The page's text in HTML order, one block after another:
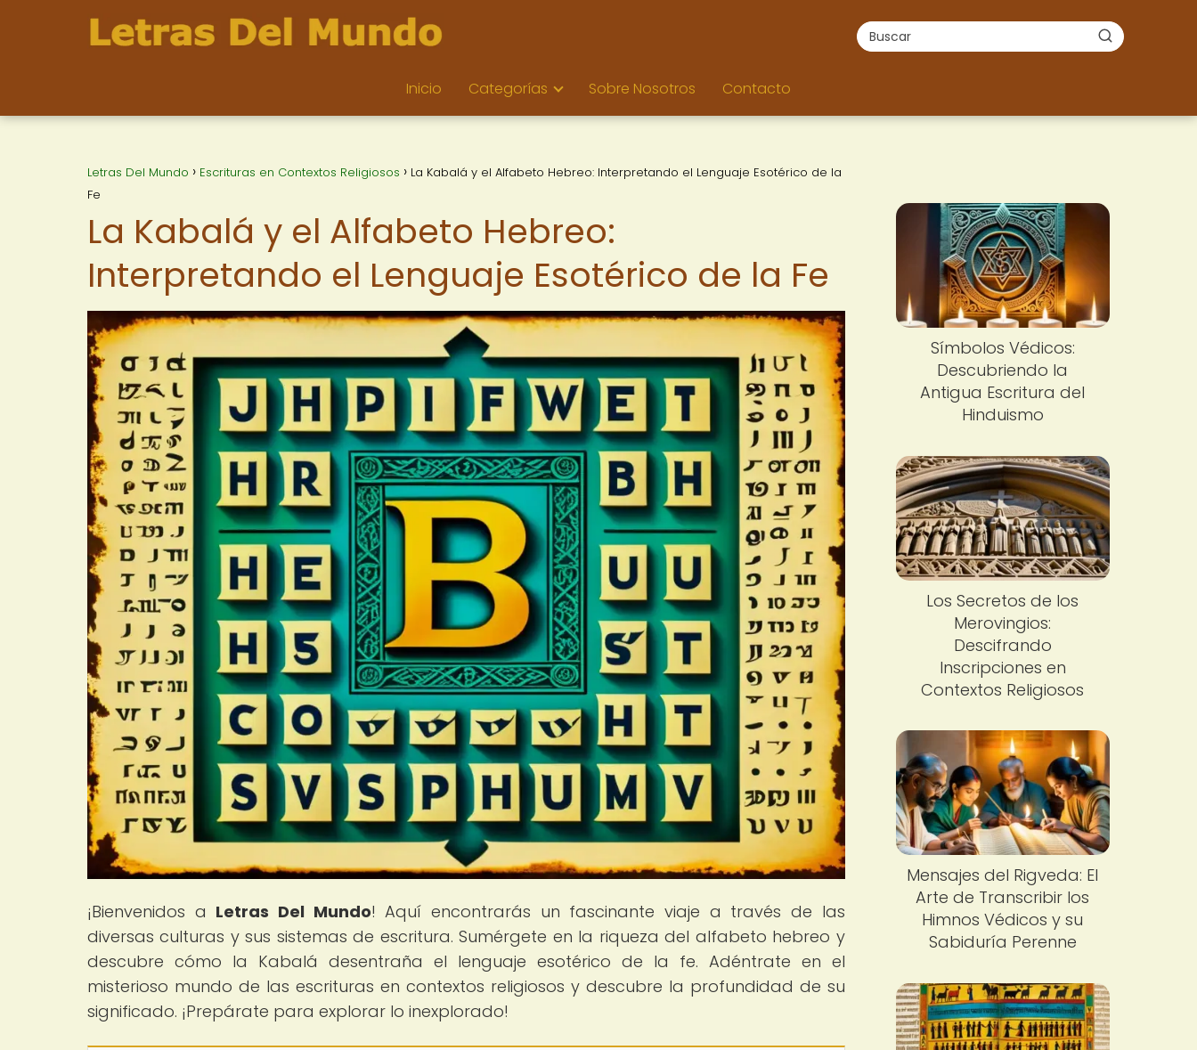
Inicio Categorías Sobre Nosotros Contacto
Letras Del Mundo Escrituras en Contextos Religiosos
La Kabalá y el Alfabeto Hebreo: Interpretando el Lenguaje Esotérico de la
Fe
La Kabalá y el Alfabeto Hebreo:
Interpretando el Lenguaje Esotérico de la Fe
¡Bienvenidos a Letras Del Mundo! Aquí encontrarás un fascinante viaje a través de las
diversas culturas y sus sistemas de escritura. Sumérgete en la riqueza del alfabeto hebreo y
descubre cómo la Kabalá desentraña el lenguaje esotérico de la fe. Adéntrate en el
misterioso mundo de las escrituras en contextos religiosos y descubre la profundidad de su
significado. ¡Prepárate para explorar lo inexplorado!
Símbolos Védicos:
Descubriendo la
Antigua Escritura del
Hinduismo
Los Secretos de los
Merovingios:
Descifrando
Inscripciones en
Contextos Religiosos
Mensajes del Rigveda: El
Arte de Transcribir los
Himnos Védicos y su
Sabiduría Perenne